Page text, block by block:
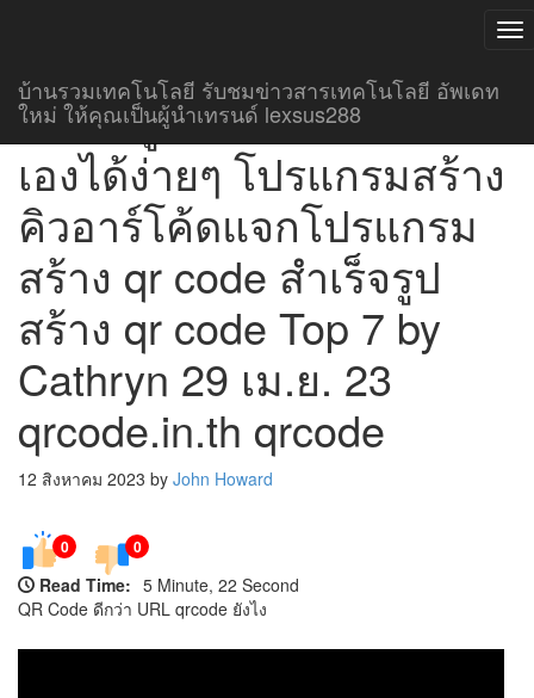
บ้านรวมเทคโนโลยี รับชมข่าวสารเทคโนโลยี อัพเดท
ใหม่ ให้คุณเป็นผู้นำเทรนด์ lexsus288
เข้าถึงลูกค้าได้มากขึ้นทำ
เองได้ง่ายๆ โปรแกรมสร้าง
คิวอาร์โค้ดแจกโปรแกรม
สร้าง qr code สำเร็จรูป
สร้าง qr code Top 7 by
Cathryn 29 เม.ย. 23
qrcode.in.th qrcode
12 สิงหาคม 2023 by John Howard
0 0
Read Time: 5 Minute, 22 Second
QR Code ดีกว่า URL qrcode ยังไง